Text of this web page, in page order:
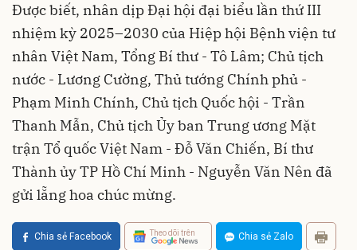
Được biết, nhân dịp Đại hội đại biểu lần thứ III
nhiệm kỳ 2025–2030 của Hiệp hội Bệnh viện tư
nhân Việt Nam, Tổng Bí thư - Tô Lâm; Chủ tịch
nước - Lương Cường, Thủ tướng Chính phủ -
Phạm Minh Chính, Chủ tịch Quốc hội - Trần
Thanh Mẫn, Chủ tịch Ủy ban Trung ương Mặt
trận Tổ quốc Việt Nam - Đỗ Văn Chiến, Bí thư
Thành ủy TP Hồ Chí Minh - Nguyễn Văn Nên đã
gửi lẵng hoa chúc mừng.
Chia sẻ Facebook Theo dõi trên Chia sẻ Zalo